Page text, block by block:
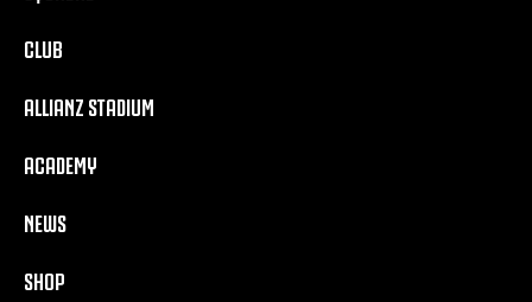
CLUB
ALLIANZ STADIUM
ACADEMY
NEWS
SHOP